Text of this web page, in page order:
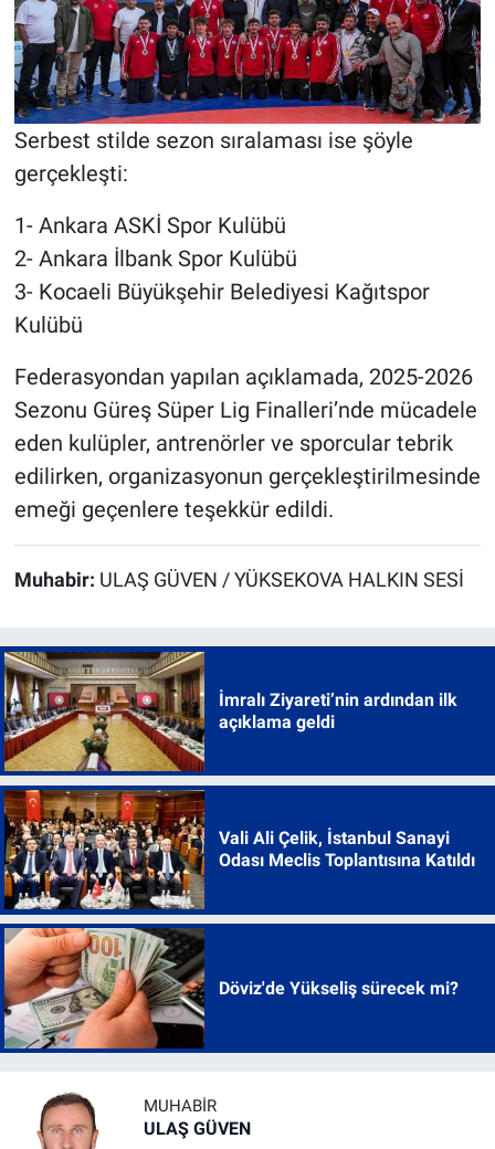
Serbest stilde sezon sıralaması ise şöyle
gerçekleşti:
1- Ankara ASKİ Spor Kulübü
2- Ankara İlbank Spor Kulübü
3- Kocaeli Büyükşehir Belediyesi Kağıtspor
Kulübü
Federasyondan yapılan açıklamada, 2025-2026
Sezonu Güreş Süper Lig Finalleri’nde mücadele
eden kulüpler, antrenörler ve sporcular tebrik
edilirken, organizasyonun gerçekleştirilmesinde
emeği geçenlere teşekkür edildi.
Muhabir: ULAŞ GÜVEN / YÜKSEKOVA HALKIN SESİ
İmralı Ziyareti’nin ardından ilk
açıklama geldi
Vali Ali Çelik, İstanbul Sanayi
Odası Meclis Toplantısına Katıldı
Döviz'de Yükseliş sürecek mi?
MUHABIR
ULAŞ GÜVEN